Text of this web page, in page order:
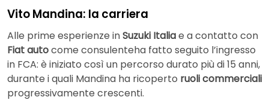
Vito Mandina: la carriera
Alle prime esperienze inSuzuki Italiae a contatto con
Fiat autocome consulenteha fatto seguito l’ingresso
in FCA: è iniziato così un percorso durato più di 15 anni,
durante i quali Mandina ha ricoperto ruoli commerciali
progressivamente crescenti.